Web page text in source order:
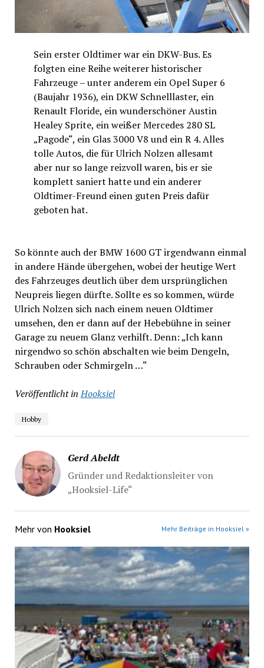
Sein erster Oldtimer war ein DKW-Bus. Es
folgten eine Reihe weiterer historischer
Fahrzeuge – unter anderem ein Opel Super 6
(Baujahr 1936), ein DKW Schnelllaster, ein
Renault Floride, ein wunderschöner Austin
Healey Sprite, ein weißer Mercedes 280 SL
„Pagode“, ein Glas 3000 V8 und ein R 4. Alles
tolle Autos, die für Ulrich Nolzen allesamt
aber nur so lange reizvoll waren, bis er sie
komplett saniert hatte und ein anderer
Oldtimer-Freund einen guten Preis dafür
geboten hat.
So könnte auch der BMW 1600 GT irgendwann einmal
in andere Hände übergehen, wobei der heutige Wert
des Fahrzeuges deutlich über dem ursprünglichen
Neupreis liegen dürfte. Sollte es so kommen, würde
Ulrich Nolzen sich nach einem neuen Oldtimer
umsehen, den er dann auf der Hebebühne in seiner
Garage zu neuem Glanz verhilft. Denn: „Ich kann
nirgendwo so schön abschalten wie beim Dengeln,
Schrauben oder Schmirgeln …“
Veröffentlicht in Hooksiel
Hobby
Gerd Abeldt
Gründer und Redaktionsleiter von
„Hooksiel-Life“
Mehr von Hooksiel Mehr Beiträge in Hooksiel »